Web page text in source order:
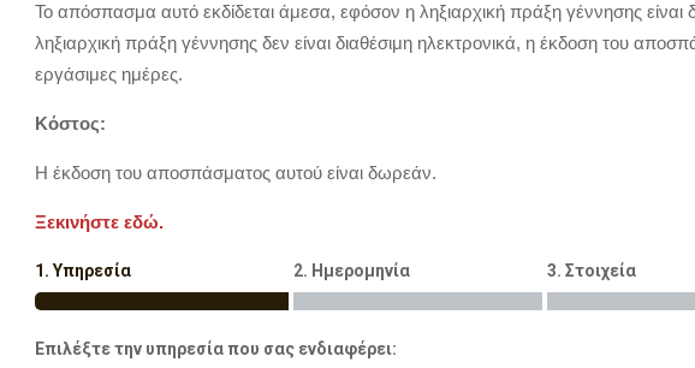
Το απόσπασμα αυτό εκδίδεται άμεσα, εφόσον η ληξιαρχική πράξη γέννησης είναι
ληξιαρχική πράξη γέννησης δεν είναι διαθέσιμη ηλεκτρονικά, η έκδοση του
εργάσιμες ημέρες.
Κόστος:
Η έκδοση του αποσπάσματος αυτού είναι δωρεάν.
Ξεκινήστε εδώ.
1. Υπηρεσία 2. Ημερομηνία 3. Στοιχεία
Επιλέξτε την υπηρεσία που σας ενδιαφέρει: